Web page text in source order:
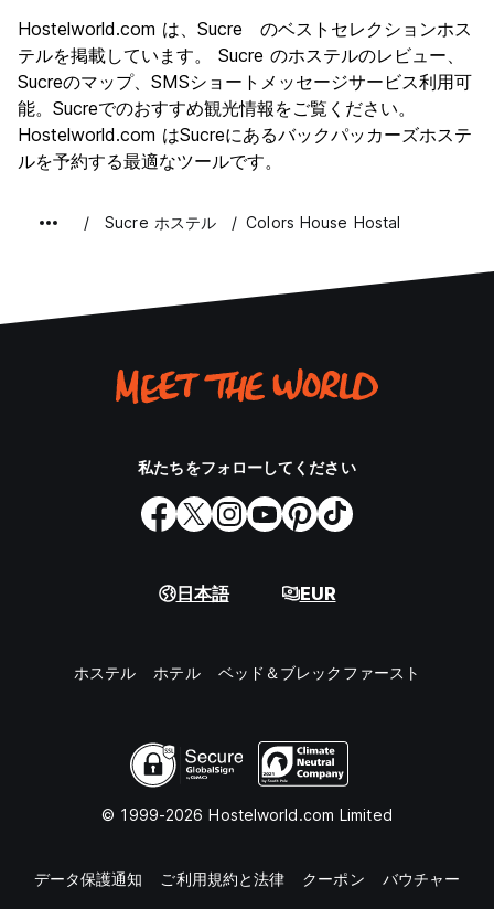
文化
ナイトライフ
7.1
コストパフォーマンス
Hostelworld.com は、Sucre のベストセレクションホス
テルを掲載しています。 Sucre のホステルのレビュー、
Sucreのマップ、SMSショートメッセージサービス利用可
能。Sucreでのおすすめ観光情報をご覧ください。
Hostelworld.com はSucreにあるバックパッカーズホステ
ルを予約する最適なツールです。
Sucre ホステル Colors House Hostal
私たちをフォローしてください
日本語 EUR
ホステル ホテル ベッド＆ブレックファースト
© 1999-2026 Hostelworld.com Limited
データ保護通知 ご利用規約と法律 クーポン バウチャー